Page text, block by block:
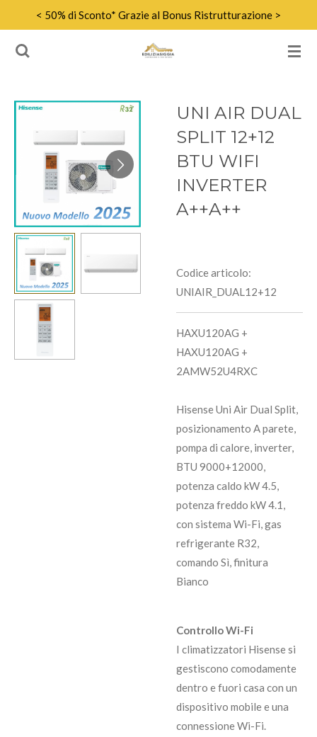
contenuto
< 50% di Sconto* Grazie al Bonus Ristrutturazione >
UNI AIR DUAL
SPLIT 12+12
BTU WIFI
INVERTER
A++A++
Codice articolo:
UNIAIR_DUAL12+12
HAXU120AG +
HAXU120AG +
2AMW52U4RXC
Hisense Uni Air Dual Split,
posizionamento A parete,
pompa di calore, inverter,
BTU 9000+12000,
potenza caldo kW 4.5,
potenza freddo kW 4.1,
con sistema Wi-Fi, gas
refrigerante R32,
comando Sì, finitura
Bianco
Controllo Wi-Fi
I climatizzatori Hisense si
gestiscono comodamente
dentro e fuori casa con un
dispositivo mobile e una
connessione Wi-Fi.